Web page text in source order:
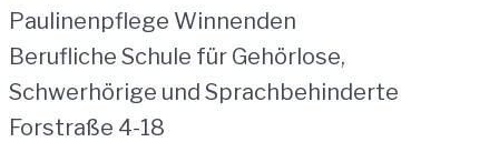
Paulinenpflege Winnenden
Berufliche Schule für Gehörlose,
Schwerhörige und Sprachbehinderte
Forstraße 4-18